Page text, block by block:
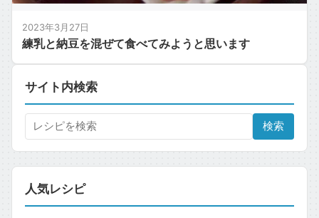
2023年3月27日
練乳と納豆を混ぜて食べてみようと思います
サイト内検索
検索
人気レシピ